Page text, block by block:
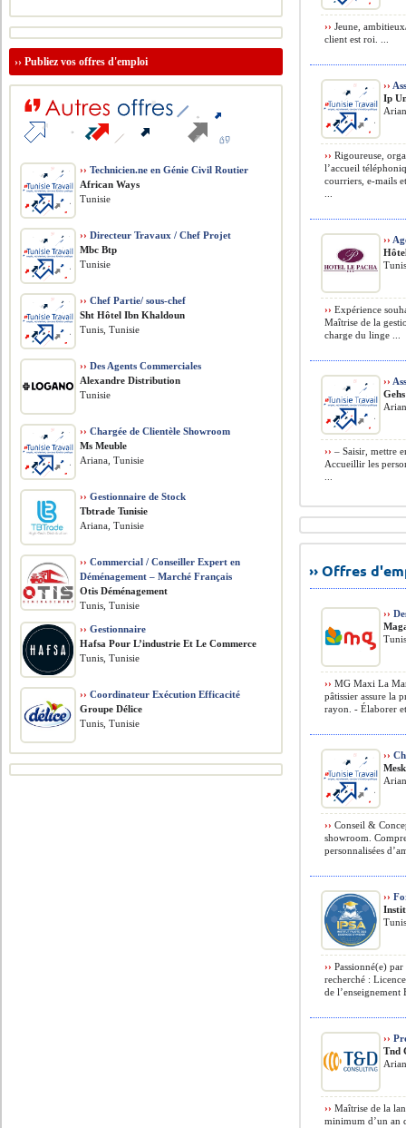
›› Jeune,
client est roi. ...
››
Ip
›› Rigoureuse,
l’accueil
courriers, e-mails
››
›› Expérience
Maîtrise de la
charge du linge ...
››
Gehs
›› – Saisir, mettre
Accueillir les
›› Offres
››
›› MG Maxi La
pâtissier assure la
rayon. - Élaborer
››
›› Conseil &
showroom.
personnalisées
››
›› Passionné(e)
recherché :
de
››
Tnd
›› Maîtrise de la
minimum d’un an
››Publiez vos offres d'emploi
›› Technicien.ne en Génie Civil Routier
African Ways
Tunisie
›› Directeur Travaux / Chef Projet
Mbc Btp
Tunisie
›› Chef Partie/ sous-chef
Sht Hôtel Ibn Khaldoun
Tunis, Tunisie
›› Des Agents Commerciales
Alexandre Distribution
Tunisie
›› Chargée de Clientèle Showroom
Ms Meuble
Ariana, Tunisie
›› Gestionnaire de Stock
Tbtrade Tunisie
Ariana, Tunisie
›› Commercial / Conseiller Expert en
Déménagement – Marché Français
Otis Déménagement
Tunis, Tunisie
›› Gestionnaire
Hafsa Pour L’industrie Et Le Commerce
Tunis, Tunisie
›› Coordinateur Exécution Efficacité
Groupe Délice
Tunis, Tunisie